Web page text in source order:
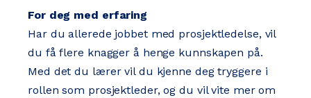
For deg med erfaring
Har du allerede jobbet med prosjektledelse, vil
du få flere knagger å henge kunnskapen på.
Med det du lærer vil du kjenne deg tryggere i
rollen som prosjektleder, og du vil vite mer om